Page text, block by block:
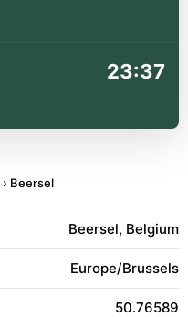
23:37
› Beersel
Beersel, Belgium
Europe/Brussels
50.76589